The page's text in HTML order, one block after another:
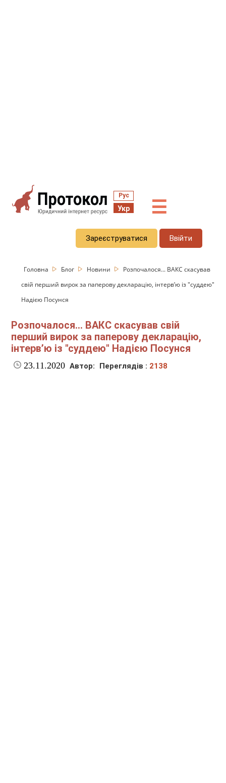
Рус
Укр ☰
Зареєструватися Ввійти
Головна Блог Новини
Розпочалося... ВАКС скасував
свій перший вирок за паперову декларацію, інтерв’ю із "суддею"
Надією Посунся
Розпочалося... ВАКС скасував свій
перший вирок за паперову декларацію,
інтерв’ю із "суддею" Надією Посунся
23.11.2020 Автор: Переглядів : 2138